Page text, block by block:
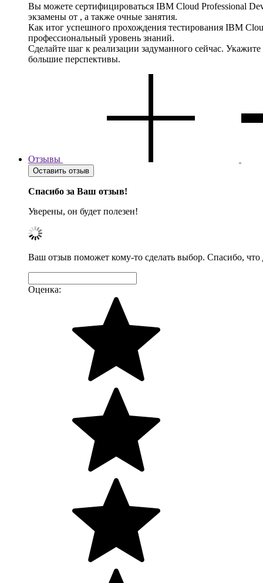
Вы можете сертифицироваться IBM Cloud Professional
экзамены от , а также очные занятия.
Как итог успешного прохождения тестирования IBM
профессиональный уровень знаний.
Сделайте шаг к реализации задуманного сейчас.
большие перспективы.
Отзывы
Оставить отзыв
Спасибо за Ваш отзыв!
Уверены, он будет полезен!
Ваш отзыв поможет кому-то сделать выбор. Спасибо, что
Оценка: